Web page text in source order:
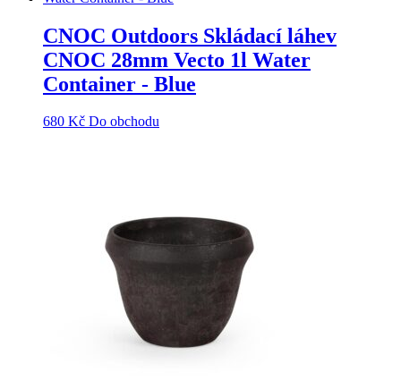
CNOC Outdoors Skládací láhev
CNOC 28mm Vecto 1l Water
Container - Blue
680 Kč Do obchodu